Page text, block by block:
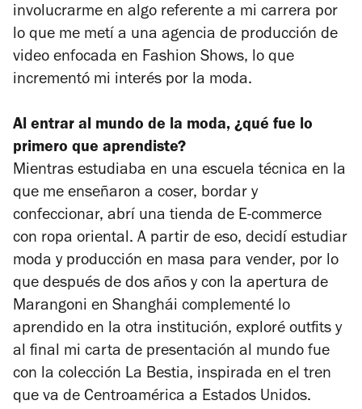
involucrarme en algo referente a mi carrera por
lo que me metí a una agencia de producción de
video enfocada en Fashion Shows, lo que
incrementó mi interés por la moda.
Al entrar al mundo de la moda, ¿qué fue lo
primero que aprendiste?
Mientras estudiaba en una escuela técnica en la
que me enseñaron a coser, bordar y
confeccionar, abrí una tienda de E-commerce
con ropa oriental. A partir de eso, decidí estudiar
moda y producción en masa para vender, por lo
que después de dos años y con la apertura de
Marangoni en Shanghái complementé lo
aprendido en la otra institución, exploré outfits y
al final mi carta de presentación al mundo fue
con la colección La Bestia, inspirada en el tren
que va de Centroamérica a Estados Unidos.